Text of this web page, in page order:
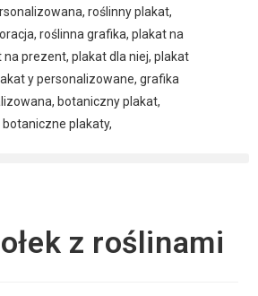
z roślinami